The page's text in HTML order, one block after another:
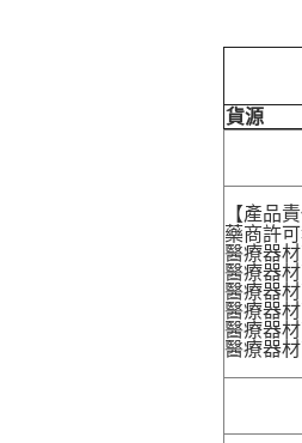
貨源
【產品
藥商許
醫療器
醫療器
醫療器
醫療器
醫療器
醫療器